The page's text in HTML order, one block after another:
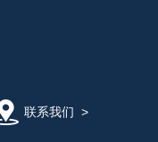
联系我们 >